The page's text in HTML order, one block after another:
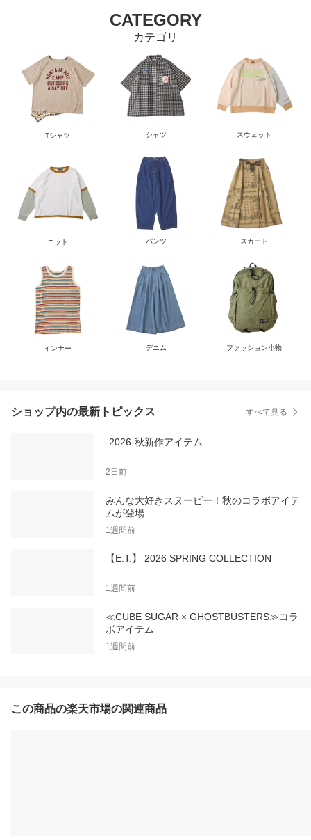
CATEGORY
カテゴリ
Tシャツ シャツ スウェット
ニット パンツ スカート
インナー デニム ファッション小物
ショップ内の最新トピックス すべて見る
-2026-秋新作アイテム
2日前
みんな大好きスヌーピー！秋のコラボアイテ
ムが登場
1週間前
【E.T.】 2026 SPRING COLLECTION
1週間前
≪CUBE SUGAR × GHOSTBUSTERS≫コラ
ボアイテム
1週間前
この商品の楽天市場の関連商品